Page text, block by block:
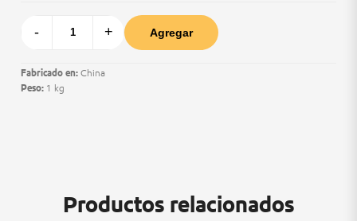
- + Agregar
Fabricado en: China
Peso: 1 kg
Productos relacionados